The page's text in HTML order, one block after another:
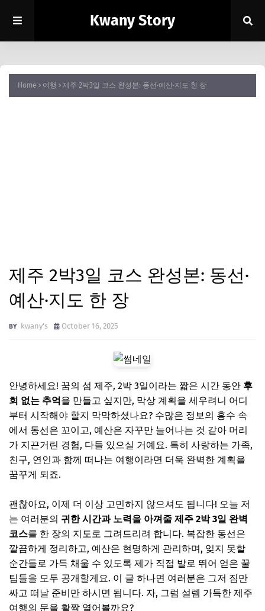
Kwany Story
Home 여행 제주 2박3일 코스 완성본: 동선·예산·지도 한 장
제주 2박3일 코스 완성본: 동선·
예산·지도 한 장
kwany's October 16, 2025
안녕하세요! 꿈의 섬 제주, 2박 3일이라는 짧은 시간 동안 후
회 없는 추억을 만들고 싶지만, 막상 계획을 세우려니 어디
부터 시작해야 할지 막막하셨나요? 수많은 정보의 홍수 속
에서 동선은 꼬이고, 예산은 자꾸만 늘어나는 것 같아 머리
가 지끈거린 경험, 다들 있으실 거예요. 특히 사랑하는 가족,
친구, 연인과 함께 떠나는 여행이라면 더욱 완벽한 계획을
꿈꾸게 되죠.
괜찮아요, 이제 더 이상 고민하지 않으셔도 됩니다! 오늘 저
는 여러분의 귀한 시간과 노력을 아껴줄 제주 2박 3일 완벽
코스를 한 장의 지도로 그려드리려 합니다. 복잡한 동선은
깔끔하게 정리하고, 예산은 현명하게 관리하며, 잊지 못할
순간들로 가득 채울 수 있도록 제가 직접 발로 뛰어 얻은 꿀
팁들을 모두 공개할게요. 이 글 하나면 여러분은 그저 짐만
싸고 떠날 준비만 하시면 됩니다. 자, 그럼 설렘 가득한 제주
여행의 문을 활짝 열어볼까요?